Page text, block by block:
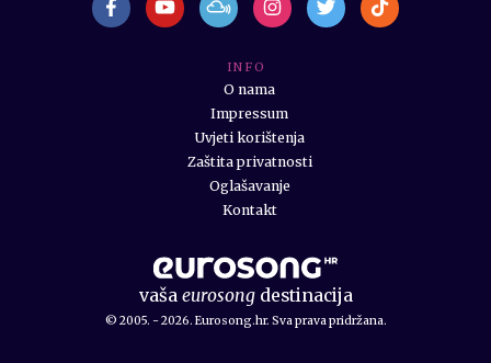
vaša eurosongdestinacija
© 2005. - 2026. Eurosong.hr. Sva prava pridržana.
I N F O
O nama
Impressum
Uvjeti korištenja
Zaštita privatnosti
Oglašavanje
Kontakt